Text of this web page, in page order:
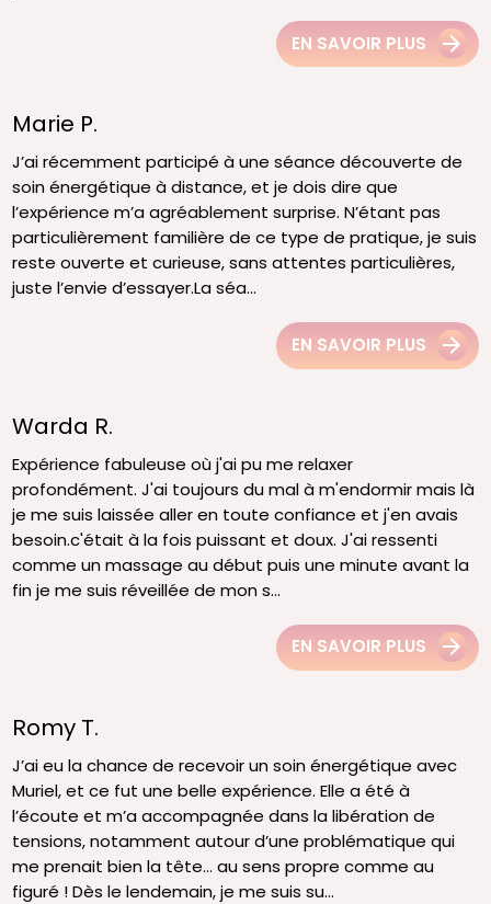
EN SAVOIR PLUS
Marie P.
J’ai récemment participé à une séance découverte de
soin énergétique à distance, et je dois dire que
l’expérience m’a agréablement surprise. N’étant pas
particulièrement familière de ce type de pratique, je suis
reste ouverte et curieuse, sans attentes particulières,
juste l’envie d’essayer.La séa...
EN SAVOIR PLUS
Warda R.
Expérience fabuleuse où j'ai pu me relaxer
profondément. J'ai toujours du mal à m'endormir mais là
je me suis laissée aller en toute confiance et j'en avais
besoin.c'était à la fois puissant et doux. J'ai ressenti
comme un massage au début puis une minute avant la
fin je me suis réveillée de mon s...
EN SAVOIR PLUS
Romy T.
J’ai eu la chance de recevoir un soin énergétique avec
Muriel, et ce fut une belle expérience. Elle a été à
l’écoute et m’a accompagnée dans la libération de
tensions, notamment autour d’une problématique qui
me prenait bien la tête… au sens propre comme au
figuré ! Dès le lendemain, je me suis su...